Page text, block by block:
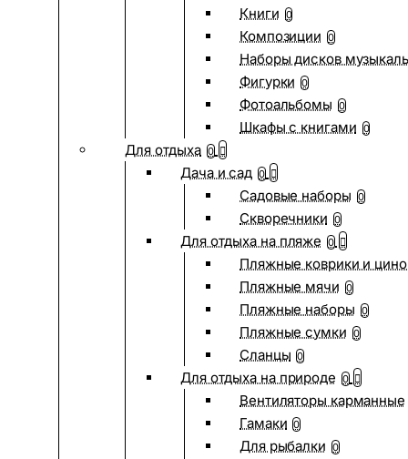
Книги 0
Композиции 0
Наборы дисков
Фигурки 0
Фотоальбомы 0
Шкафы с книгами 0
Для отдыха 0
Дача и сад 0
Садовые наборы 0
Скворечники 0
Для отдыха на пляже 0
Пляжные коврики и
Пляжные мячи 0
Пляжные наборы 0
Пляжные сумки 0
Сланцы 0
Для отдыха на природе 0
Вентиляторы карманные
Гамаки 0
Для рыбалки 0